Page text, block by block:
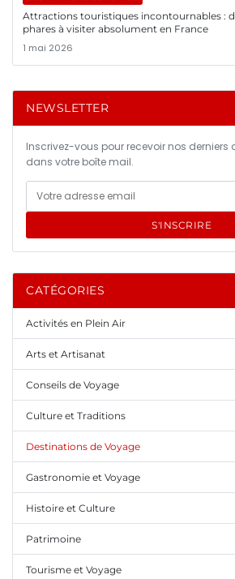
Attractions touristiques incontournables :
phares à visiter absolument en France
1 mai 2026
NEWSLETTER
Inscrivez-vous pour recevoir nos derniers
dans votre boîte mail.
S'INSCRIRE
CATÉGORIES
Activités en Plein Air
Arts et Artisanat
Conseils de Voyage
Culture et Traditions
Destinations de Voyage
Gastronomie et Voyage
Histoire et Culture
Patrimoine
Tourisme et Voyage